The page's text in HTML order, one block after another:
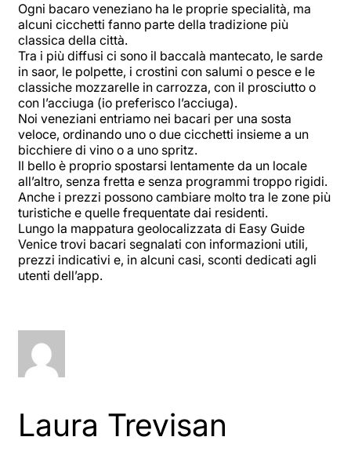
Ogni bacaro veneziano ha le proprie specialità, ma
alcuni cicchetti fanno parte della tradizione più
classica della città.
Tra i più diffusi ci sono il baccalà mantecato, le sarde
in saor, le polpette, i crostini con salumi o pesce e le
classiche mozzarelle in carrozza, con il prosciutto o
con l’acciuga (io preferisco l’acciuga).
Noi veneziani entriamo nei bacari per una sosta
veloce, ordinando uno o due cicchetti insieme a un
bicchiere di vino o a uno spritz.
Il bello è proprio spostarsi lentamente da un locale
all’altro, senza fretta e senza programmi troppo rigidi.
Anche i prezzi possono cambiare molto tra le zone più
turistiche e quelle frequentate dai residenti.
Lungo la mappatura geolocalizzata di Easy Guide
Venice trovi bacari segnalati con informazioni utili,
prezzi indicativi e, in alcuni casi, sconti dedicati agli
utenti dell’app.
Laura Trevisan